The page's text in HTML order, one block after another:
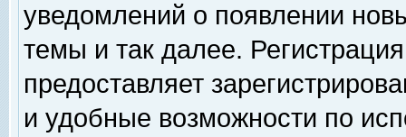
уведомлений о появлении
темы и так далее.
предоставляет
и удобные возможности по